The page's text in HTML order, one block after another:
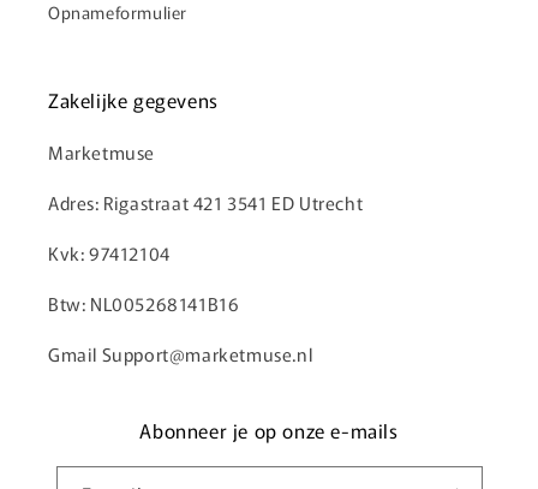
Opnameformulier
Zakelijke gegevens
Marketmuse
Adres: Rigastraat 421 3541 ED Utrecht
Kvk: 97412104
Btw: NL005268141B16
Gmail Support@marketmuse.nl
Abonneer je op onze e-mails